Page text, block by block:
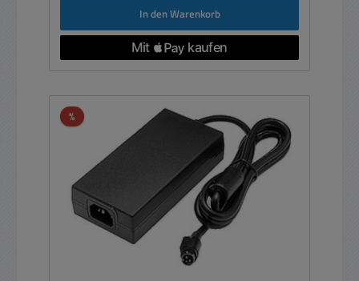
In den Warenkorb
%Rabatt